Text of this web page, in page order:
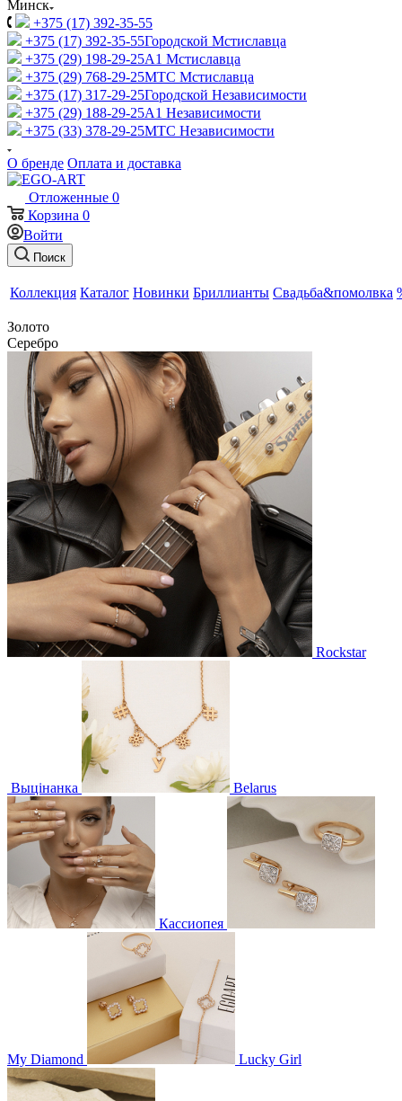
Минск
+375 (17) 392-35-55
+375 (17) 392-35-55Городской Мстиславца
+375 (29) 198-29-25A1 Мстиславца
+375 (29) 768-29-25МТС Мстиславца
+375 (17) 317-29-25Городской Независимости
+375 (29) 188-29-25A1 Независимости
+375 (33) 378-29-25МТС Независимости
О бренде Оплата и доставка
Отложенные 0
Корзина 0
Войти
Поиск
Коллекция Каталог Новинки Бриллианты Свадьба&помолвка
Золото
Серебро
Rockstar
Выцінанка Belarus
Кассиопея
My Diamond Lucky Girl